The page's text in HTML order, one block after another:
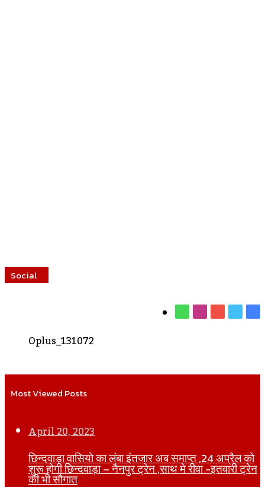
Social
YouTube
Instagram
WhatsApp
Oplus_131072
Most Viewed Posts
April 20, 2023
छिन्दवाड़ा वासियो का लंबा इंतजार अब समाप्त ,24 अप्रैल को
शुरू होगी छिन्दवाड़ा – नैनपुर ट्रेन ,साथ मे रीवा -इतवारी ट्रेन
की भी सौगात